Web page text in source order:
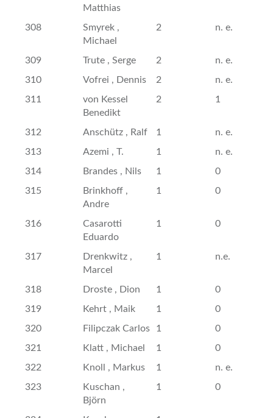
Matthias
308
Smyrek ,
Michael
2 n. e.
309 Trute , Serge 2
n. e.
310
Vofrei , Dennis 2
n. e.
311
von Kessel
Benedikt
2 1
312 Anschütz , Ralf 1
n. e.
313
Azemi , T. 1
n. e.
314
Brandes , Nils 1
0
315
Brinkhoff ,
Andre
1 0
316
Casarotti
Eduardo
1 0
317
Drenkwitz ,
Marcel
1 n.e.
318 Droste , Dion 1
0
319
Kehrt , Maik 1
0
320
Filipczak Carlos 1
0
321
Klatt , Michael 1
0
322
Knoll , Markus 1
n. e.
323
Kuschan ,
Björn
1 0